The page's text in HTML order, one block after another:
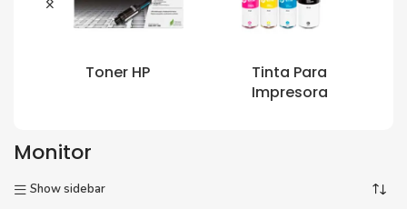
Toner HP
Tinta Para
Impresora
Monitor
Show sidebar